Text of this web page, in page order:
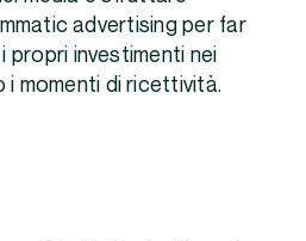
advertising per far
propri investimenti nei
i momenti di ricettività.